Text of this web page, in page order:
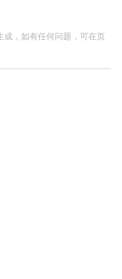
，如有任何问题，可在页